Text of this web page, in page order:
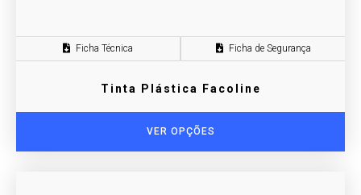
Ficha Técnica Ficha de Segurança
Tinta Plástica Facoline
VER OPÇÕES